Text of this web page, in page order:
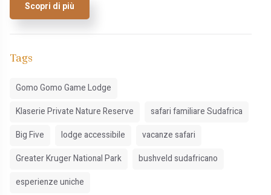
Scopri di più
Tags
Gomo Gomo Game Lodge
Klaserie Private Nature Reserve
safari familiare Sudafrica
Big Five
lodge accessibile
vacanze safari
Greater Kruger National Park
bushveld sudafricano
esperienze uniche